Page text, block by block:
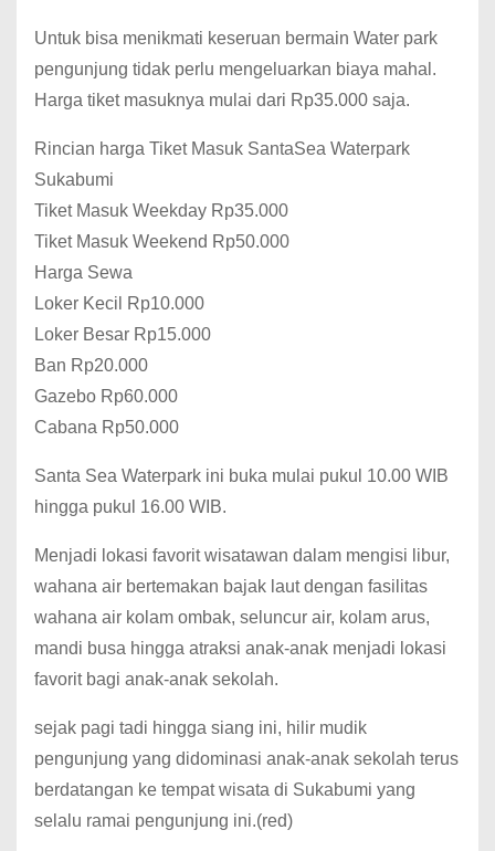
Untuk bisa menikmati keseruan bermain Water park
pengunjung tidak perlu mengeluarkan biaya mahal.
Harga tiket masuknya mulai dari Rp35.000 saja.
Rincian harga Tiket Masuk SantaSea Waterpark
Sukabumi
Tiket Masuk Weekday Rp35.000
Tiket Masuk Weekend Rp50.000
Harga Sewa
Loker Kecil Rp10.000
Loker Besar Rp15.000
Ban Rp20.000
Gazebo Rp60.000
Cabana Rp50.000
Santa Sea Waterpark ini buka mulai pukul 10.00 WIB
hingga pukul 16.00 WIB.
Menjadi lokasi favorit wisatawan dalam mengisi libur,
wahana air bertemakan bajak laut dengan fasilitas
wahana air kolam ombak, seluncur air, kolam arus,
mandi busa hingga atraksi anak-anak menjadi lokasi
favorit bagi anak-anak sekolah.
sejak pagi tadi hingga siang ini, hilir mudik
pengunjung yang didominasi anak-anak sekolah terus
berdatangan ke tempat wisata di Sukabumi yang
selalu ramai pengunjung ini.(red)